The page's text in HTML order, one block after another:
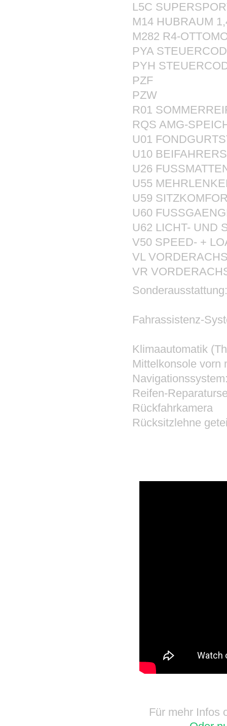
L5C
M14 HUBRAUM
M282 R4-
PYA
PYH
PZF
PZW
R01
RQS AMG-
U01
U10
U26
U55
U59
U60
U62 LICHT- UND
V50 SPEED- +
VL
VR
Sonderausstattung:
Fahrassistenz-
Klimaautomatik
Mittelkonsole vorn
Reifen-
Rückfahrkamera
Rücksitzlehne
Für mehr Infos